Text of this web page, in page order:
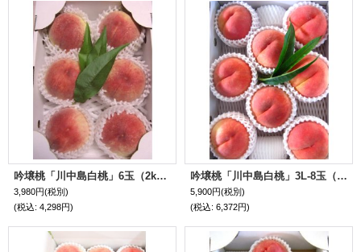
吟壌桃「川中島白桃」6玉（2kg）
3,980円(税別)
(税込: 4,298円)
吟壌桃「川中島白桃」3L-8玉（3kg）
5,900円(税別)
(税込: 6,372円)